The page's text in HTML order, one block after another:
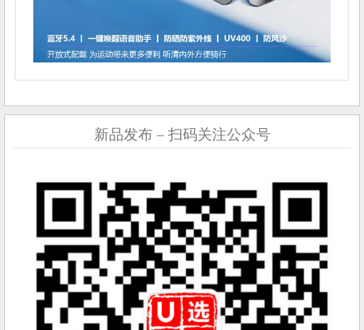
新品发布 – 扫码关注公众号